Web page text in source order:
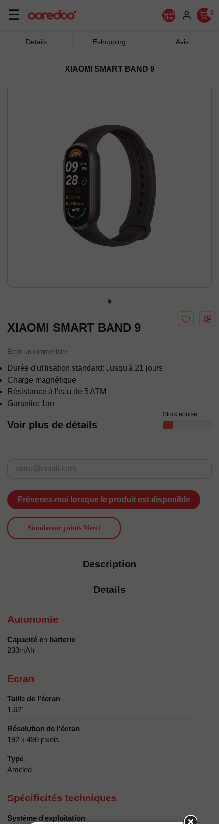
Basculer
navigation
☰ 0
XIAOMI SMART BAND 9
XIAOMI SMART BAND 9
Écrire un commentaire
Durée d'utilisation standard: Jusqu'à 21 jours
Charge magnétique
Résistance à l'eau de 5 ATM
Garantie: 1an
Voir plus de détails
Stock epuisé
Prévenez-moi lorsque le produit est disponible
Simulateur points Merci
Details Eshopping Avis
Description
Details
Autonomie
Capacité en batterie
233mAh
Ecran
Taille de l'écran
1.62"
Résolution de l'écran
192 x 490 pixels
Type
Amoled
Spécificités techniques
Système d'exploitation